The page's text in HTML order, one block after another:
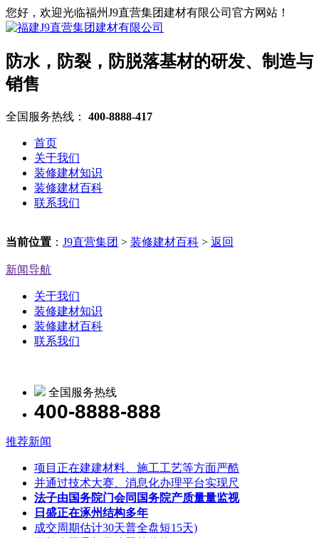
您好，欢迎光临福州J9直营集团建材有限公司官方网站！
防水，防裂，防脱落基材的研发、制造与
销售
全国服务热线： 400-8888-417
首页
关于我们
装修建材知识
装修建材百科
联系我们
当前位置 ： J9直营集团 > 装修建材百科 > 返回
新闻导航
关于我们
装修建材知识
装修建材百科
联系我们
全国服务热线
400-8888-888
推荐新闻
项目正在建建材料、施工工艺等方面严酷
并通过技术大赛、消息化办理平台实现尺
法子由国务院门会同国务院产质量量监视
日盛正在涿州结构多年
成交周期估计30天普全盘短15天)